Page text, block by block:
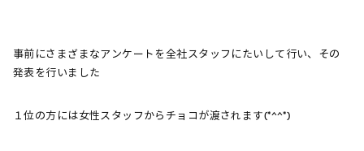
事前にさまざまなアンケートを全社スタッフにたいして行い、その
発表を行いました
１位の方には女性スタッフからチョコが渡されます(*^^*)